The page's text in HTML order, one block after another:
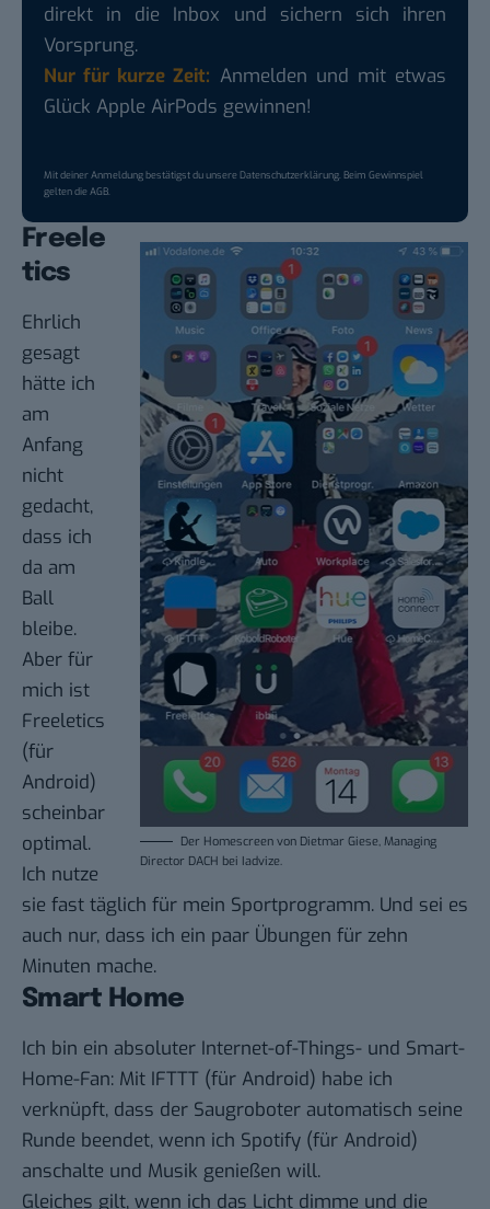
direkt in die Inbox und sichern sich ihren
Vorsprung.
Nur für kurze Zeit: Anmelden und mit etwas
Glück Apple AirPods gewinnen!
Mit deiner Anmeldung bestätigst du unsereDatenschutzerklärung. Beim Gewinnspiel
gelten dieAGB.
Der Homescreen von Dietmar Giese, Managing
Director DACH bei Iadvize.
Freele
tics
Ehrlich
gesagt
hätte ich
am
Anfang
nicht
gedacht,
dass ich
da am
Ball
bleibe.
Aber für
mich ist
Freeletics
(für
Android)
scheinbar
optimal.
Ich nutze
sie fast täglich für mein Sportprogramm. Und sei es
auch nur, dass ich ein paar Übungen für zehn
Minuten mache.
Smart Home
Ich bin ein absoluter Internet-of-Things- und Smart-
Home-Fan: Mit IFTTT (für Android) habe ich
verknüpft, dass der Saugroboter automatisch seine
Runde beendet, wenn ich Spotify (für Android)
anschalte und Musik genießen will.
Gleiches gilt, wenn ich das Licht dimme und die